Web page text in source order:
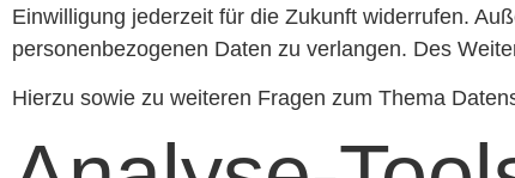
Einwilligung jederzeit für die Zukunft widerrufen.
personenbezogenen Daten zu verlangen. Des
Hierzu sowie zu weiteren Fragen zum Thema